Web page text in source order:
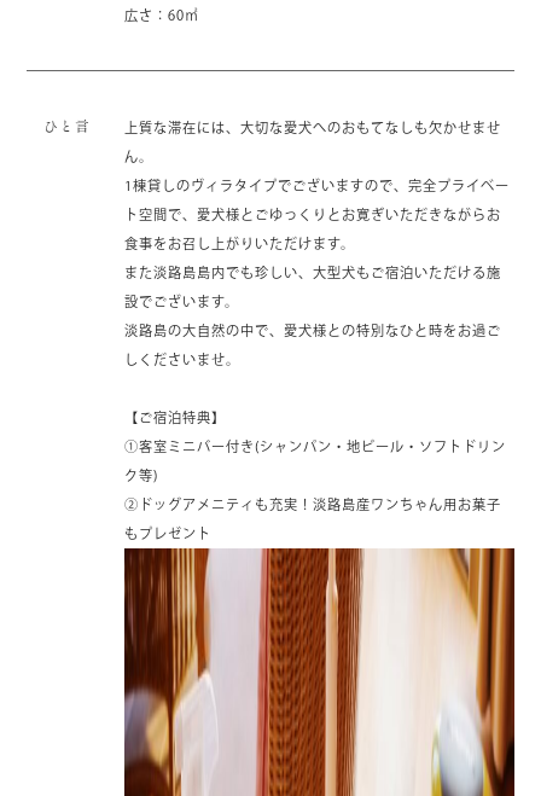
広さ：60㎡
ひと言 上質な滞在には、大切な愛犬へのおもてなしも欠かせませ
ん。
1棟貸しのヴィラタイプでございますので、完全プライベー
ト空間で、愛犬様とごゆっくりとお寛ぎいただきながらお
食事をお召し上がりいただけます。
また淡路島島内でも珍しい、大型犬もご宿泊いただける施
設でございます。
淡路島の大自然の中で、愛犬様との特別なひと時をお過ご
しくださいませ。
【ご宿泊特典】
①客室ミニバー付き(シャンパン・地ビール・ソフトドリン
ク等)
②ドッグアメニティも充実！淡路島産ワンちゃん用お菓子
もプレゼント